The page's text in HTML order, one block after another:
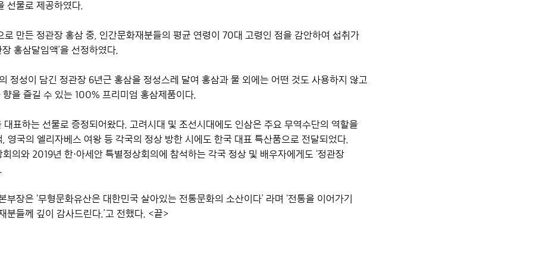
선물로 제공하였다.
로 만든 정관장 홍삼 중, 인간문화재분들의 평균 연령이 70대 고령인 점을 감안하여 섭취가
홍삼달임액’을 선정하였다.
정성이 담긴 정관장 6년근 홍삼을 정성스레 달여 홍삼과 물 외에는 어떤 것도 사용하지 않고
을 즐길 수 있는 100% 프리미엄 홍삼제품이다.
대표하는 선물로 증정되어왔다. 고려시대 및 조선시대에도 인삼은 주요 무역수단의 역할을
영국의 엘리자베스 여왕 등 각국의 정상 방한 시에도 한국 대표 특산품으로 전달되었다.
의와 2019년 한·아세안 특별정상회의에 참석하는 각국 정상 및 배우자에게도 ‘정관장
부장은 ‘무형문화유산은 대한민국 살아있는 전통문화의 소산이다’ 라며 ‘전통을 이어가기
분들께 깊이 감사드린다.’고 전했다. <끝>